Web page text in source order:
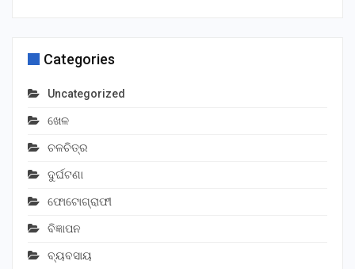
Categories
Uncategorized
ଖେଳ
ଚଳଚିତ୍ର
ଦୁର୍ଘଟଣା
ଫୋଟୋଗ୍ରାଫୀ
ବିଜ୍ଞାପନ
ବ୍ୟବସାୟ